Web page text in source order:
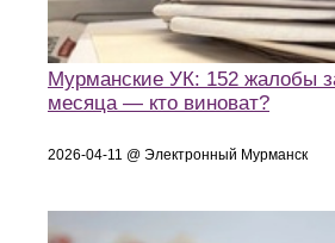
Мурманские УК: 152 жалобы
месяца — кто виноват?
2026-04-11 @ Электронный Мурманск